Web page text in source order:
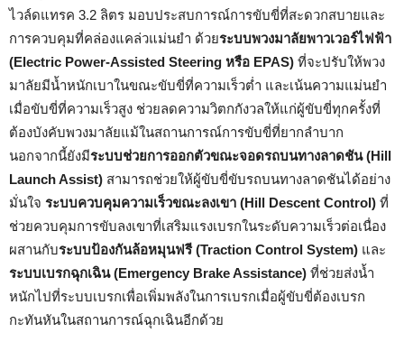
ไวล์ดแทรค 3.2 ลิตร มอบประสบการณ์การขับขี่ที่สะดวกสบายและ
การควบคุมที่คล่องแคล่วแม่นยำ ด้วยระบบพวงมาลัยพาวเวอร์ไฟฟ้า
(Electric Power-Assisted Steering หรือ EPAS) ที่จะปรับให้พวง
มาลัยมีน้ำหนักเบาในขณะขับขี่ที่ความเร็วต่ำ และเน้นความแม่นยำ
เมื่อขับขี่ที่ความเร็วสูง ช่วยลดความวิตกกังวลให้แก่ผู้ขับขี่ทุกครั้งที่
ต้องบังคับพวงมาลัยแม้ในสถานการณ์การขับขี่ที่ยากลำบาก
นอกจากนี้ยังมีระบบช่วยการออกตัวขณะจอดรถบนทางลาดชัน(Hill
Launch Assist) สามารถช่วยให้ผู้ขับขี่ขับรถบนทางลาดชันได้อย่าง
มั่นใจ ระบบควบคุมความเร็วขณะลงเขา (Hill Descent Control) ที่
ช่วยควบคุมการขับลงเขาที่เสริมแรงเบรกในระดับความเร็วต่อเนื่อง
ผสานกับระบบป้องกันล้อหมุนฟรี(Traction Control System) และ
ระบบเบรกฉุกเฉิน(Emergency Brake Assistance) ที่ช่วยส่งน้ำ
หนักไปที่ระบบเบรกเพื่อเพิ่มพลังในการเบรกเมื่อผู้ขับขี่ต้องเบรก
กะทันหันในสถานการณ์ฉุกเฉินอีกด้วย